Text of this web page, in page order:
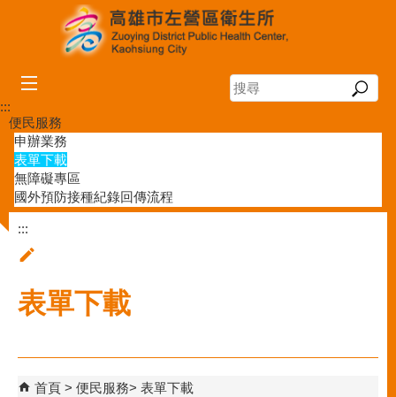
跳到主要內容區塊
搜
尋
:::
便民服務
申辦業務
表單下載
無障礙專區
國外預防接種紀錄回傳流程
:::
表單下載
首頁 便民服務 表單下載